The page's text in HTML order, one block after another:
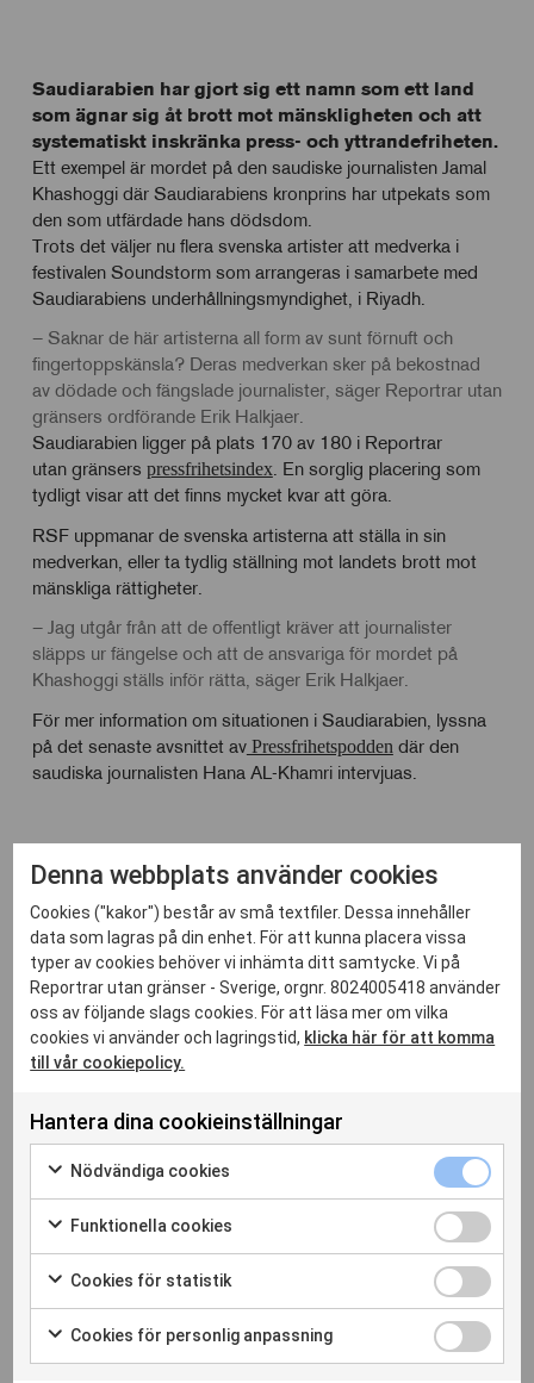
Saudiarabien har gjort sig ett namn som ett land
som ägnar sig åt brott mot mänskligheten och att
systematiskt inskränka press- och yttrandefriheten.
Ett exempel är mordet på den saudiske journalisten Jamal
Khashoggi där Saudiarabiens kronprins har utpekats som
den som utfärdade hans dödsdom.
Trots det väljer nu flera svenska artister att medverka i
festivalen Soundstorm som arrangeras i samarbete med
Saudiarabiens underhållningsmyndighet, i Riyadh.
– Saknar de här artisternaall form av sunt förnuft och
fingertoppskänsla? Deras medverkan sker på bekostnad
av dödade och fängslade journalister, säger Reportrar utan
gränsers ordförande Erik Halkjaer.
Saudiarabien ligger på plats 170 av 180 i Reportrar
utan gränsers pressfrihetsindex. En sorglig placering som
tydligt visar att det finns mycket kvar att göra.
RSF uppmanar de svenska artisterna att ställa in sin
medverkan, eller ta tydlig ställning mot landets brott mot
mänskliga rättigheter.
– Jag utgår från att de offentligt kräver att journalister
släpps ur fängelse och att de ansvariga för mordet på
Khashoggi ställs inför rätta, säger Erik Halkjaer.
För mer information om situationen i Saudiarabien, lyssna
på det senaste avsnittet avPressfrihetspodden där den
saudiska journalisten Hana AL-Khamri intervjuas.
Relaterade inlägg
30 jul. 2026
Månadskrönika juli: Orden någon annan vill
rista in i oss
Läs hela artikeln
Denna webbplats använder cookies
Cookies ("kakor") består av små textfiler. Dessa innehåller
data som lagras på din enhet. För att kunna placera vissa
typer av cookies behöver vi inhämta ditt samtycke. Vi på
Reportrar utan gränser - Sverige, orgnr. 8024005418 använder
oss av följande slags cookies. För att läsa mer om vilka
cookies vi använder och lagringstid, klicka här för att komma
till vår cookiepolicy.
Hantera dina cookieinställningar
Nödvändiga cookies
Markera
för
till
användning
av
cookies
kryssruta
Funktionella cookies
Markera
för
till
användning
cookies
kryssruta
Cookies för statistik
Markera
för
Cookies
för
statistik
kryssruta
Cookies för personlig anpassning
Markera
Cookies
för